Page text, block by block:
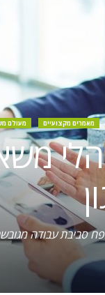
מאמרים מקצועיים מעולם
עבודה מגובשת